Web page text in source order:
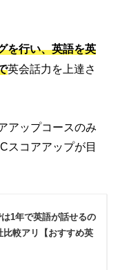
を行い、英語を英
英会話力を上達さ
アップコースのみ
スコアアップが目
1年で英語が話せるの
較アリ【おすすめ英